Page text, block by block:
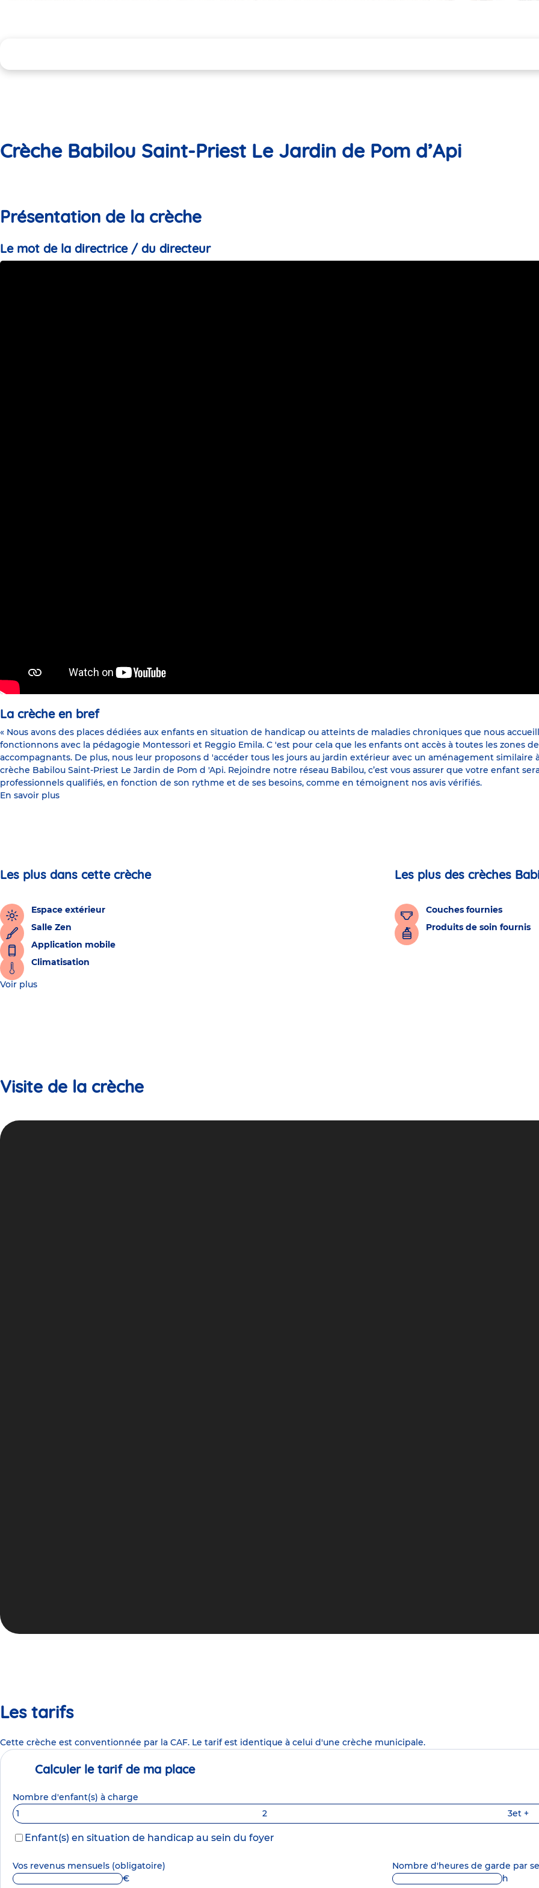
Crèche Babilou Saint-Priest Le Jardin de Pom d’Api
Présentation de la crèche
Le mot de la directrice / du directeur
La crèche en bref
« Nous avons des places dédiées aux enfants en situation de handicap ou atteints de maladies chroniques que nous
fonctionnons avec la pédagogie Montessori et Reggio Emila. C 'est pour cela que les enfants ont accès à toutes les zones
accompagnants. De plus, nous leur proposons d 'accéder tous les jours au jardin extérieur avec un aménagement
crèche Babilou Saint-Priest Le Jardin de Pom d 'Api. Rejoindre notre réseau Babilou, c’est vous assurer que votre enfant
professionnels qualifiés, en fonction de son rythme et de ses besoins, comme en témoignent nos avis vérifiés.
En savoir plus
Les plus dans cette crèche
Espace extérieur
Salle Zen
Application mobile
Climatisation
Les plus des crèches
Couches fournies
Produits de soin fournis
Voir plus
Visite de la crèche
Les tarifs
Cette crèche est conventionnée par la CAF. Le tarif est identique à celui d'une crèche municipale.
Calculer le tarif de ma place
Nombre d'enfant(s) à charge
1
2 3et +
Enfant(s) en situation de handicap au sein du foyer
Vos revenus mensuels (obligatoire)
€
Nombre d'heures de garde par
h